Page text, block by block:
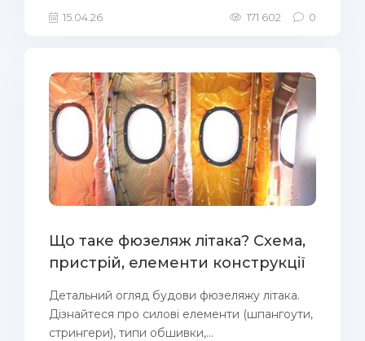
15.04.26 171 602 0
Що таке фюзеляж літака? Схема,
пристрій, елементи конструкції
Детальний огляд будови фюзеляжу літака.
Дізнайтеся про силові елементи (шпангоути,
стрингери), типи обшивки,...